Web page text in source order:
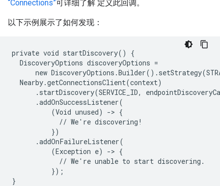
“Connections”可详细了解 定义此回调。
以下示例展示了如何发现：
private void startDiscovery() {
  DiscoveryOptions discoveryOptions =
new
  Nearby.getConnectionsClient(context)
.startDiscovery(SERVICE_ID,
      .addOnSuccessListener(
          (Void unused) -> {
            // We're discovering!
          })
      .addOnFailureListener(
          (Exception e) -> {
            // We're unable to start discovering.
          });
}